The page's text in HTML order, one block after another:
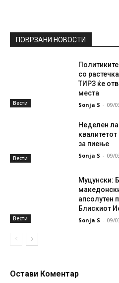
ПОВРЗАНИ НОВОСТИ
Вести
со
ТИРЗ ќе
места
Sonja S - 09/
Вести
Неделен
за пиење
Sonja S - 09/
Вести
Муцунски:
апсолутен
Блискиот
Sonja S - 09/
Остави Коментар